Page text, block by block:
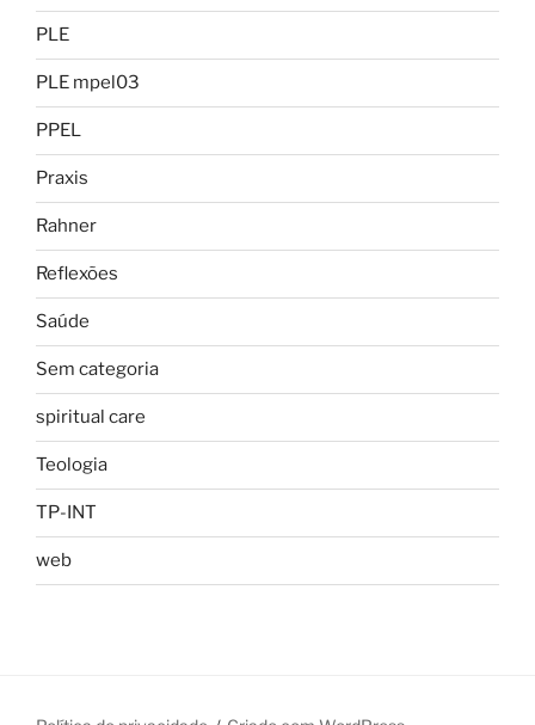
PLE
PLE mpel03
PPEL
Praxis
Rahner
Reflexões
Saúde
Sem categoria
spiritual care
Teologia
TP-INT
web